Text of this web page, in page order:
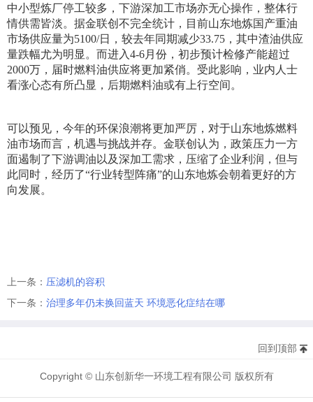
中小型炼厂停工较多，下游深加工市场亦无心操作，整体行
情供需皆淡。据金联创不完全统计，目前山东地炼国产重油
市场供应量为5100/日，较去年同期减少33.75，其中渣油供应
量跌幅尤为明显。而进入4-6月份，初步预计检修产能超过
2000万，届时燃料油供应将更加紧俏。受此影响，业内人士
看涨心态有所凸显，后期燃料油或有上行空间。
可以预见，今年的环保浪潮将更加严厉，对于山东地炼燃料
油市场而言，机遇与挑战并存。金联创认为，政策压力一方
面遏制了下游调油以及深加工需求，压缩了企业利润，但与
此同时，经历了“行业转型阵痛”的山东地炼会朝着更好的方
向发展。
上一条： 压滤机的容积
下一条： 治理多年仍未换回蓝天 环境恶化症结在哪
回到顶部
Copyright © 山东创新华一环境工程有限公司 版权所有